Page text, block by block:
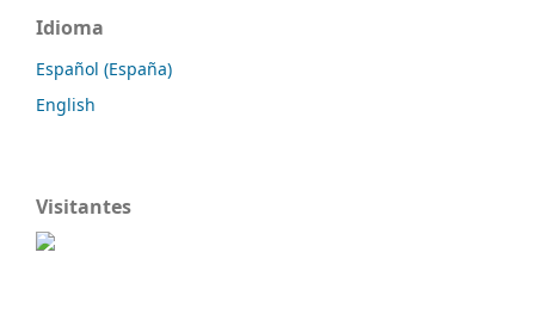
Idioma
Español (España)
English
Visitantes